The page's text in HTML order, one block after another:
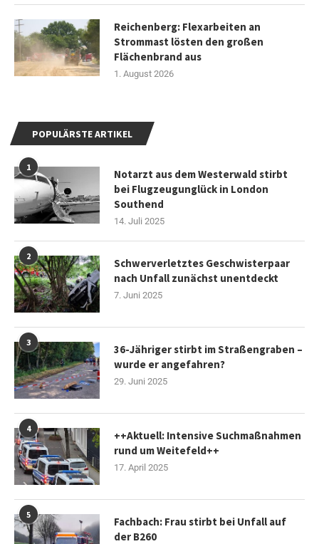
Reichenberg: Flexarbeiten an
Strommast lösten den großen
Flächenbrand aus
1. August 2026
POPULÄRSTE ARTIKEL
1
Notarzt aus dem Westerwald stirbt
bei Flugzeugunglück in London
Southend
14. Juli 2025
2
Schwerverletztes Geschwisterpaar
nach Unfall zunächst unentdeckt
7. Juni 2025
3
36-Jähriger stirbt im Straßengraben –
wurde er angefahren?
29. Juni 2025
4
++Aktuell: Intensive Suchmaßnahmen
rund um Weitefeld++
17. April 2025
5
Fachbach: Frau stirbt bei Unfall auf
der B260